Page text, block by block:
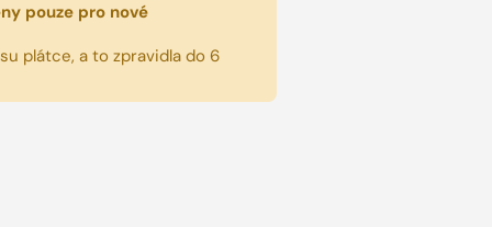
pouze pro nové
plátce, a to zpravidla do 6